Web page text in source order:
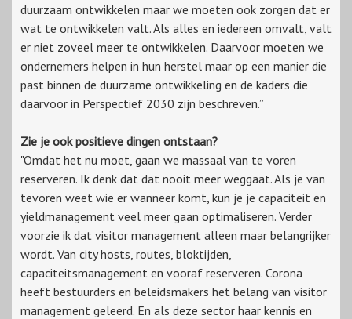
duurzaam ontwikkelen maar we moeten ook zorgen dat er
wat te ontwikkelen valt. Als alles en iedereen omvalt, valt
er niet zoveel meer te ontwikkelen. Daarvoor moeten we
ondernemers helpen in hun herstel maar op een manier die
past binnen de duurzame ontwikkeling en de kaders die
daarvoor in Perspectief 2030 zijn beschreven.”
Zie je ook positieve dingen ontstaan?
"Omdat het nu moet, gaan we massaal van te voren
reserveren. Ik denk dat dat nooit meer weggaat. Als je van
tevoren weet wie er wanneer komt, kun je je capaciteit en
yieldmanagement veel meer gaan optimaliseren. Verder
voorzie ik dat visitor management alleen maar belangrijker
wordt. Van city hosts, routes, bloktijden,
capaciteitsmanagement en vooraf reserveren. Corona
heeft bestuurders en beleidsmakers het belang van visitor
management geleerd. En als deze sector haar kennis en